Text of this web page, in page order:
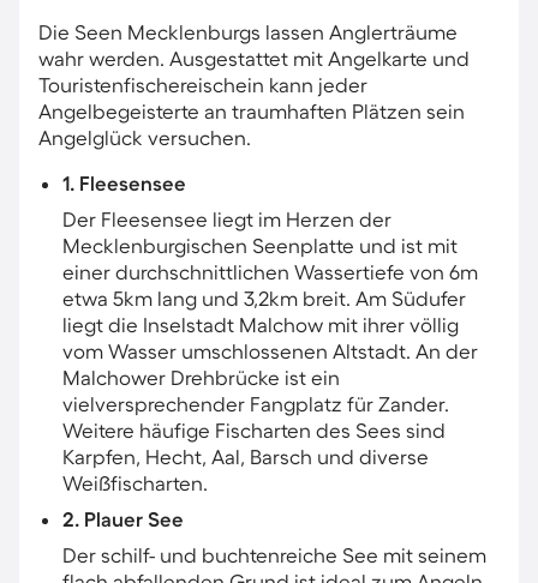
Die Seen Mecklenburgs lassen Anglerträume
wahr werden. Ausgestattet mit Angelkarte und
Touristenfischereischein kann jeder
Angelbegeisterte an traumhaften Plätzen sein
Angelglück versuchen.
1. Fleesensee
Der Fleesensee liegt im Herzen der
Mecklenburgischen Seenplatte und ist mit
einer durchschnittlichen Wassertiefe von 6m
etwa 5km lang und 3,2km breit. Am Südufer
liegt die Inselstadt Malchow mit ihrer völlig
vom Wasser umschlossenen Altstadt. An der
Malchower Drehbrücke ist ein
vielversprechender Fangplatz für Zander.
Weitere häufige Fischarten des Sees sind
Karpfen, Hecht, Aal, Barsch und diverse
Weißfischarten.
2. Plauer See
Der schilf- und buchtenreiche See mit seinem